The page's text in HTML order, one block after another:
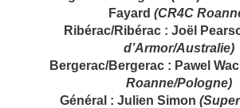
Fayard (CR4C
Ribérac/Ribérac : Joël
d’Armor/Australie)
Bergerac/Bergerac : Pawel
Roanne/Pologne)
Général : Julien Simon